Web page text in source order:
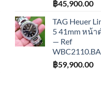
฿45,900.00
TAG Heuer
5 41mm หน้า
— Ref
฿59,900.00